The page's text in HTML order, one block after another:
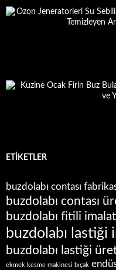
ETIKETLER
buzdolabı contası
buzdolabı contası
buzdolabı fitili
buzdolabı lastiği
buzdolabı lastiği
ekmek kesme makinesi bıçak